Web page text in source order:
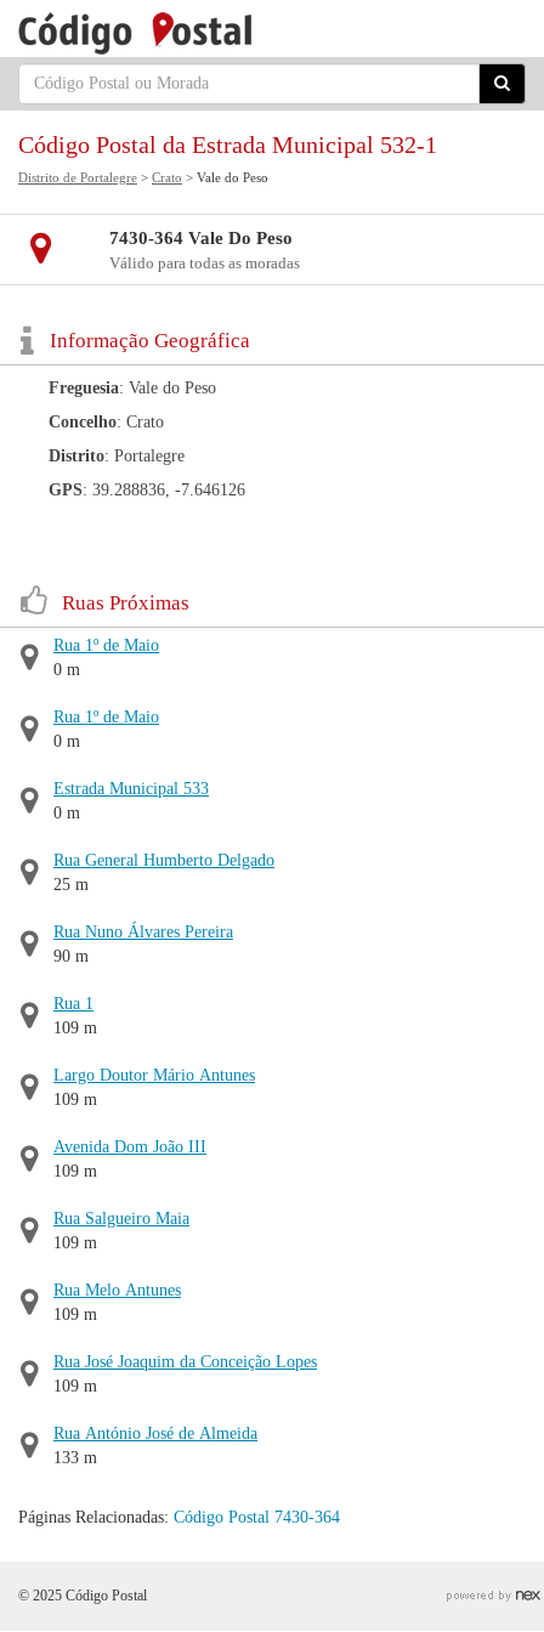
Código Postal da Estrada Municipal 532-1
Distrito de Portalegre > Crato > Vale do Peso
7430-364 Vale Do Peso
Válido para todas as moradas
Informação Geográfica
Freguesia: Vale do Peso
Concelho: Crato
Distrito: Portalegre
GPS: 39.288836, -7.646126
Ruas Próximas
Rua 1º de Maio
0 m
Rua 1º de Maio
0 m
Estrada Municipal 533
0 m
Rua General Humberto Delgado
25 m
Rua Nuno Álvares Pereira
90 m
Rua 1
109 m
Largo Doutor Mário Antunes
109 m
Avenida Dom João III
109 m
Rua Salgueiro Maia
109 m
Rua Melo Antunes
109 m
Rua José Joaquim da Conceição Lopes
109 m
Rua António José de Almeida
133 m
Páginas Relacionadas: Código Postal 7430-364
© 2025 Código Postal